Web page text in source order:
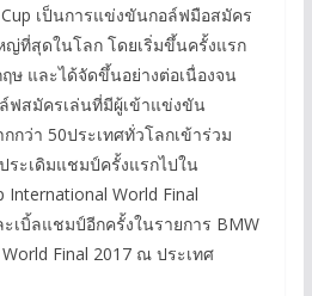
เป็นการแข่งขันกอล์ฟมือสมัคร
ญ่ที่สุดในโลก โดยเริ่มขึ้นครั้งแรก
ษ และได้จัดขึ้นอย่างต่อเนื่องจน
ฟสมัครเล่นที่มีผู้เข้าแข่งขัน
กว่า 50ประเทศทั่วโลกเข้าร่วม
ระเดิมแชมป์ครั้งแรกไปใน
International World Final
เบิ้ลแชมป์อีกครั้งในรายการ BMW
Final 2017 ณ ประเทศ